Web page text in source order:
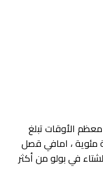
الأوقات تبلغ
في الصيف حوالي 30 درجة مئوية ، امافي قصل
في بولو من أكثر